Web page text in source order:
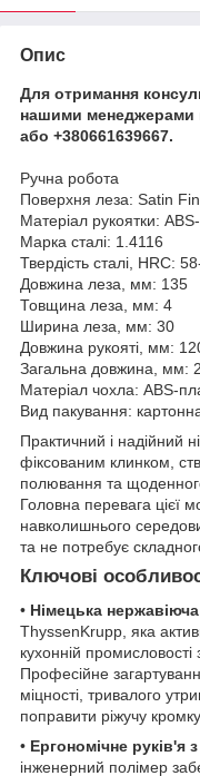
Опис
Для отримання
нашими менеджерами
або +380661639667.
Ручна робота
Поверхня леза: Satin
Матеріал рукоятки:
Марка сталі: 1.4116
Твердість сталі, HRC:
Довжина леза, мм: 135
Товщина леза, мм: 4
Ширина леза, мм: 30
Довжина рукояті, мм:
Загальна довжина, мм:
Матеріал чохла: ABS-
Вид пакування:
Практичний і надійний
фіксованим клинком,
полювання та
Головна перевага цієї
навколишнього
та не потребує
Ключові
• Німецька
ThyssenKrupp, яка
кухонній промисловості
Професійне
міцності, тривалого
поправити ріжучу
• Ергономічне руків'я
інженерний полімер